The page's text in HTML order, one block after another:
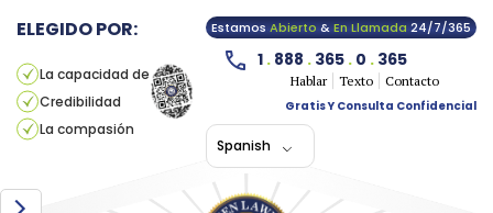
ELEGIDO POR:
La capacidad de
Credibilidad
La compasión
EstamosAbierto&En Llamada24/7/365
1 . 888 . 365 . 0 . 365
Hablar Texto
Contacto
Gratis Y Consulta Confidencial
Spanish